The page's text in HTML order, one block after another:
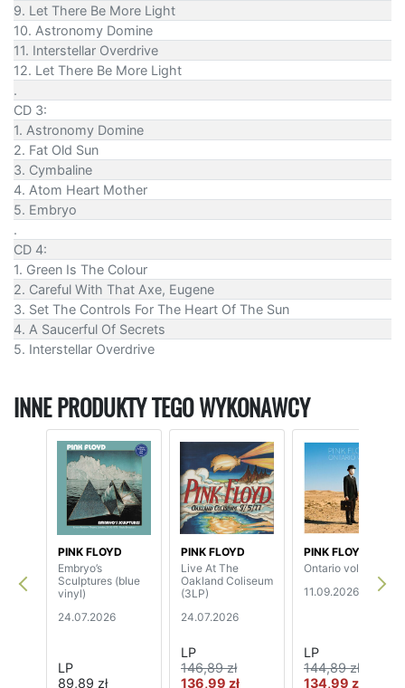
9. Let There Be More Light
10. Astronomy Domine
11. Interstellar Overdrive
12. Let There Be More Light
.
CD 3:
1. Astronomy Domine
2. Fat Old Sun
3. Cymbaline
4. Atom Heart Mother
5. Embryo
.
CD 4:
1. Green Is The Colour
2. Careful With That Axe, Eugene
3. Set The Controls For The Heart Of The Sun
4. A Saucerful Of Secrets
5. Interstellar Overdrive
INNE PRODUKTY TEGO WYKONAWCY
PINK FLOYD
Embryo’s
Sculptures (blue
vinyl)
24.07.2026
LP
89,89 zł
PINK FLOYD
Live At The
Oakland Coliseum
(3LP)
24.07.2026
LP
146,89 zł
136,99 zł
PINK FLOYD
Ontario vol.1 (2LP)
11.09.2026
LP
144,89 zł
134,99 zł